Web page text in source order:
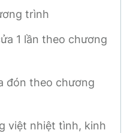
trình
1 lần theo chương
đón theo chương
việt nhiệt tình, kinh